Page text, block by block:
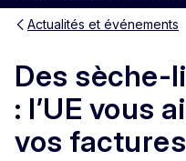
Actualités et événements
Des sèche-
: l’UE vous
vos